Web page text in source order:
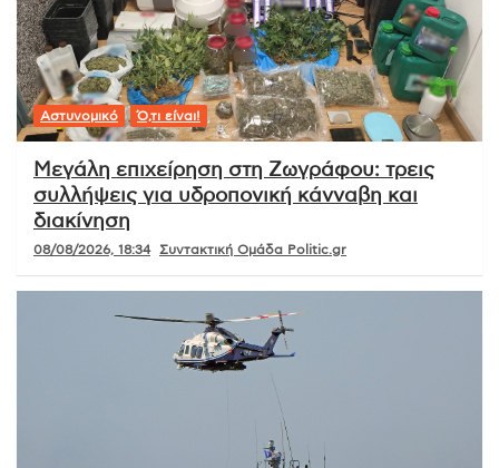
Αστυνομικό Ό,τι είναι!
Μεγάλη επιχείρηση στη Ζωγράφου: τρεις
συλλήψεις για υδροπονική κάνναβη και
διακίνηση
08/08/2026, 18:34 Συντακτική Ομάδα Politic.gr